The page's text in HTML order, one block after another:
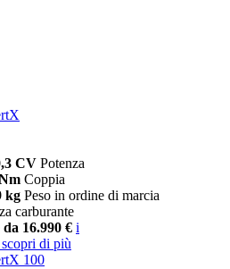
CV Potenza
Coppia
kg Peso in ordine di marcia
carburante
16.990 € i
scopri di più
100